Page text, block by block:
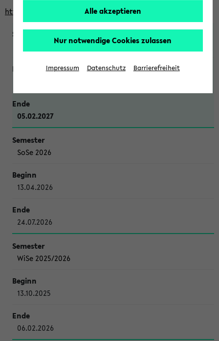
https://ekvv.uni-bielefeld.de/ws/calendar?vz
WiSe 2026/2027
05.02.2027
SoSe 2026
13.04.2026
24.07.2026
WiSe 2025/2026
13.10.2025
06.02.2026
Alle akzeptieren
Nur notwendige Cookies zulassen
Impressum Datenschutz Barrierefreiheit